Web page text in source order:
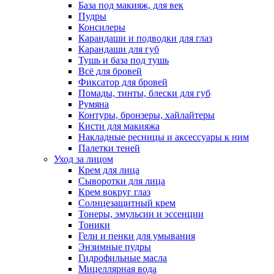
База под макияж, для век
Пудры
Консилеры
Карандаши и подводки для глаз
Карандаши для губ
Тушь и база под тушь
Всё для бровей
Фиксатор для бровей
Помады, тинты, блески для губ
Румяна
Контуры, бронзеры, хайлайтеры
Кисти для макияжа
Накладные ресницы и аксессуары к ним
Палетки теней
Уход за лицом
Крем для лица
Сыворотки для лица
Крем вокруг глаз
Солнцезащитный крем
Тонеры, эмульсии и эссенции
Тоники
Гели и пенки для умывания
Энзимные пудры
Гидрофильные масла
Мицеллярная вода